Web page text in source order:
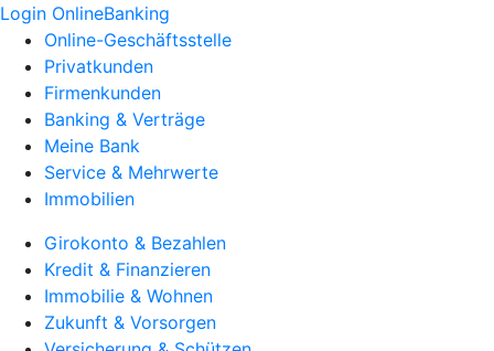
Login OnlineBanking
Online-Geschäftsstelle
Privatkunden
Firmenkunden
Banking & Verträge
Meine Bank
Service & Mehrwerte
Immobilien
Girokonto & Bezahlen
Kredit & Finanzieren
Immobilie & Wohnen
Zukunft & Vorsorgen